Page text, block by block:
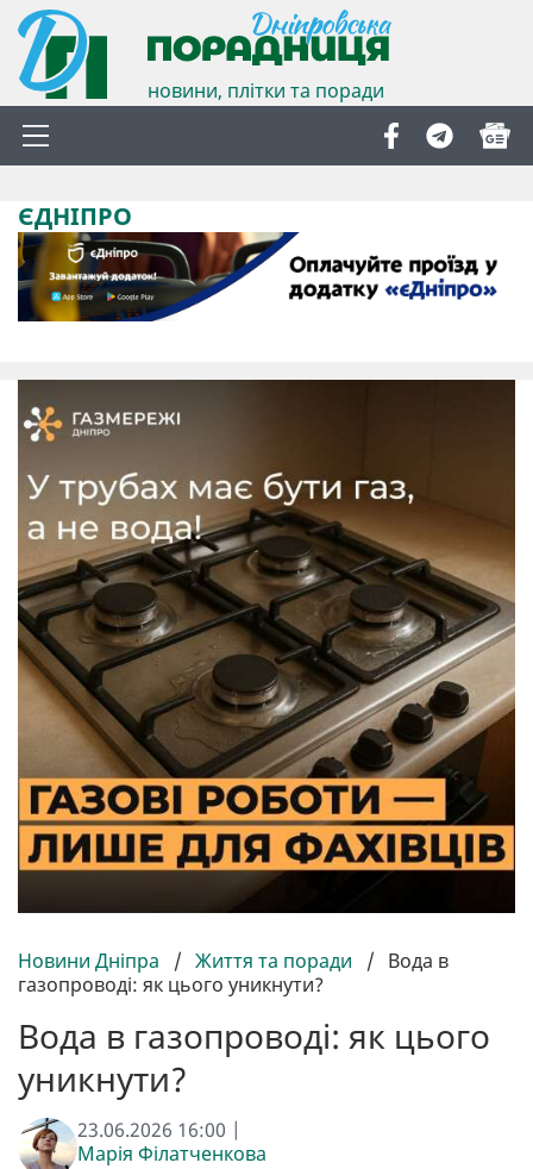
новини, плітки та поради
ЄДНІПРО
Новини Дніпра / Життя та поради / Вода в
газопроводі: як цього уникнути?
Вода в газопроводі: як цього
уникнути?
23.06.2026 16:00 |
Марія Філатченкова